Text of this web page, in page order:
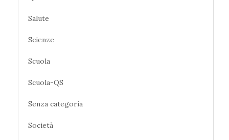
Salute
Scienze
Scuola
Scuola-QS
Senza categoria
Società